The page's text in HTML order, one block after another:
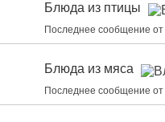
Блюда из птицы
Последнее сообщение от
Блюда из мяса
Последнее сообщение от